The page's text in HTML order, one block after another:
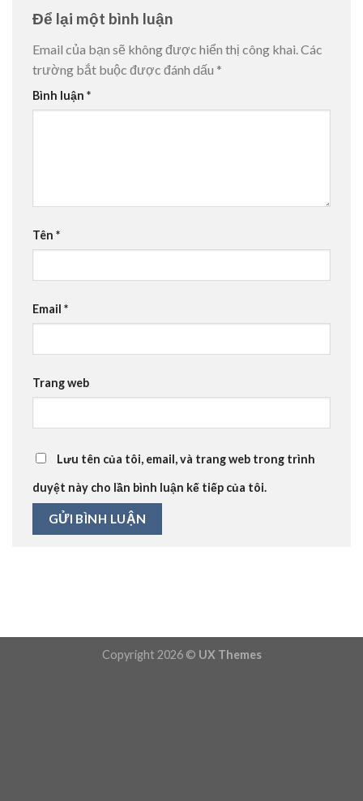
Để lại một bình luận
Email của bạn sẽ không được hiển thị công khai.Các
trường bắt buộc được đánh dấu *
Bình luận *
Tên *
Email *
Trang web
Lưu tên của tôi, email, và trang web trong trình
duyệt này cho lần bình luận kế tiếp của tôi.
Copyright 2026 © UX Themes